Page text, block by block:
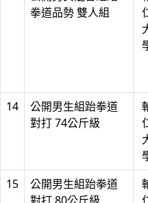
拳道品勢 雙人組
14
公開男生組跆拳道
對打 74公斤級
15
公開男生組跆拳道